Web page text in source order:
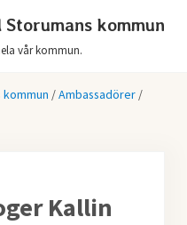
kommun
vår kommun.
/Ambassadörer /
Kallin